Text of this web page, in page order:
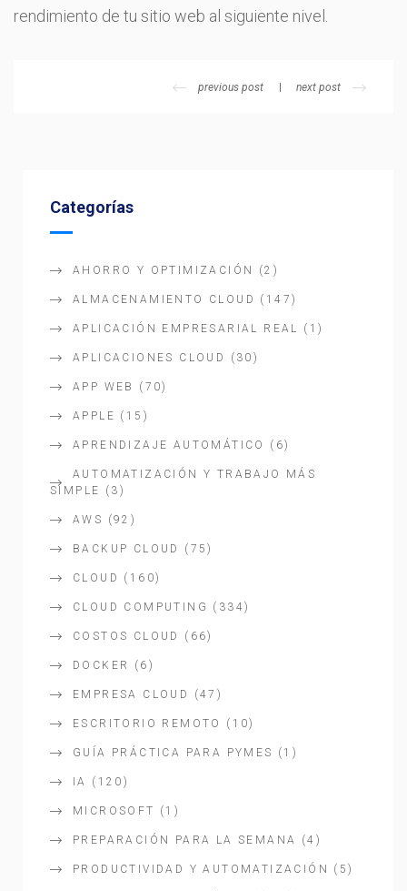
rendimiento de tu sitio web al siguiente nivel.
previous post next post
Categorías
AHORRO Y OPTIMIZACIÓN (2)
ALMACENAMIENTO CLOUD (147)
APLICACIÓN EMPRESARIAL REAL (1)
APLICACIONES CLOUD (30)
APP WEB (70)
APPLE (15)
APRENDIZAJE AUTOMÁTICO (6)
AUTOMATIZACIÓN Y TRABAJO MÁS
SIMPLE
(3)
AWS (92)
BACKUP CLOUD (75)
CLOUD (160)
CLOUD COMPUTING (334)
COSTOS CLOUD (66)
DOCKER (6)
EMPRESA CLOUD (47)
ESCRITORIO REMOTO (10)
GUÍA PRÁCTICA PARA PYMES (1)
IA (120)
MICROSOFT (1)
PREPARACIÓN PARA LA SEMANA (4)
PRODUCTIVIDAD Y AUTOMATIZACIÓN (5)